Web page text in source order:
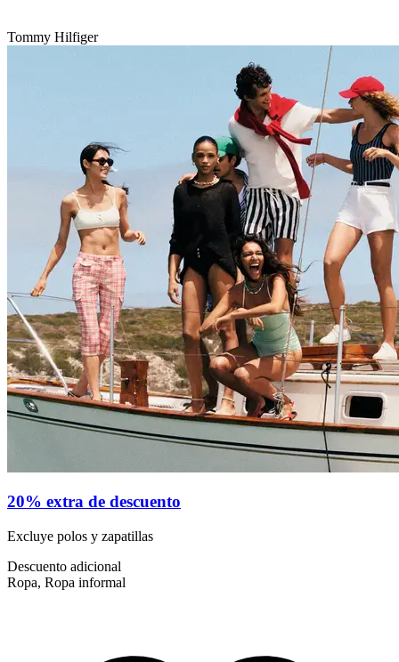
Tommy Hilfiger
20% extra de descuento
Excluye polos y zapatillas
Descuento adicional
Ropa, Ropa informal